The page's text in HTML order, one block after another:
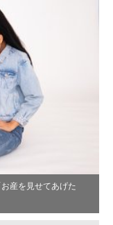
産を見せてあげた